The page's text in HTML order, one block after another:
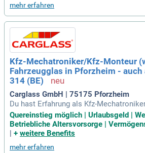
mehr erfahren
Kfz-Mechatroniker/Kfz-Monteur
Fahrzeugglas in Pforzheim -
314 (BE)
Carglass GmbH | 75175 Pforzheim
Du hast Erfahrung als Kfz-
aniker (w/m/d) oder Karosseriebauer
ns, dich kennenzulernen. Auch
Quereinstieg möglich | Urlaubsgeld |
Betriebliche Altersvorsorge |
| + weitere Benefits
mehr erfahren